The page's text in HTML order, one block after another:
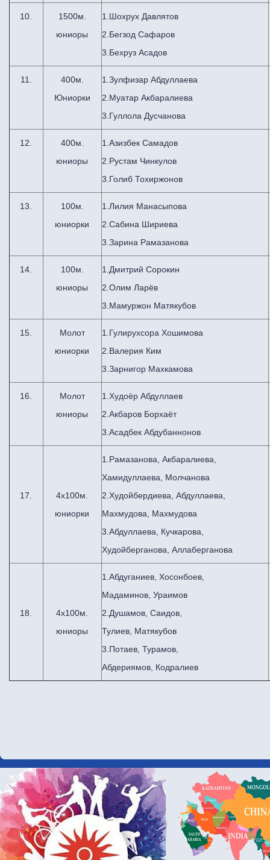
10.
1500м.
юниоры
1.Шохрух Давлятов
2.Бегзод Сафаров
3.Бехруз Асадов
11.
400м.
Юниорки
1.Зулфизар Абдуллаева
2.Муатар Акбаралиева
3.Гуллола Дусчанова
12.
400м.
юниоры
1.Азизбек Самадов
2.Рустам Чинкулов
3.Голиб Тохиржонов
13.
100м.
юниорки
1.Лилия Манасыпова
2.Сабина Шириева
3.Зарина Рамазанова
14.
100м.
юниоры
1.Дмитрий Сорокин
2.Олим Ларёв
3.Мамуржон Матякубов
15.
Молот
юниорки
1.Гулирухсора Хошимова
2.Валерия Ким
3.Зарнигор Махкамова
16.
Молот
юниоры
1.Худоёр Абдуллаев
2.Акбаров Борхаёт
3.Асадбек Абдубаннонов
17.
4х100м.
юниорки
1.Рамазанова, Акбаралиева,
Хамидуллаева, Молчанова
2.Худойбердиева, Абдуллаева,
Махмудова, Махмудова
3.Абдуллаева, Кучкарова,
Худойберганова, Аллаберганова
18.
4х100м.
юниоры
1.Абдуганиев, Хосонбоев,
Мадаминов, Ураимов
2.Душамов, Саидов,
Тулиев, Матякубов
3.Потаев, Турамов,
Абдериямов, Кодралиев